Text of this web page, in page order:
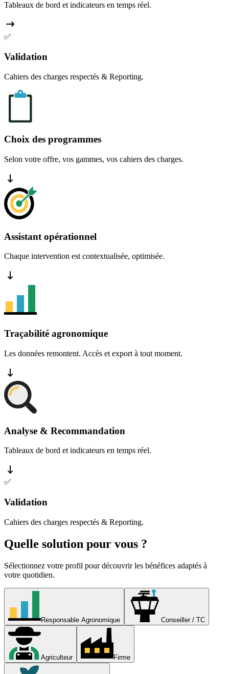
Tableaux de bord et indicateurs en temps réel.
✅
Validation
Cahiers des charges respectés & Reporting.
Choix des programmes
Selon votre offre, vos gammes, vos cahiers des charges.
Assistant opérationnel
Chaque intervention est contextualisée, optimisée.
Traçabilité agronomique
Les données remontent. Accès et export à tout moment.
Analyse & Recommandation
Tableaux de bord et indicateurs en temps réel.
✅
Validation
Cahiers des charges respectés & Reporting.
Quelle solution pour vous ?
Sélectionnez votre profil pour découvrir les bénéfices adaptés à
votre quotidien.
Responsable Agronomique Conseiller / TC
Agriculteur Firme